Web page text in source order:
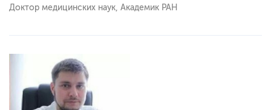
Доктор медицинских наук, Академик РАН